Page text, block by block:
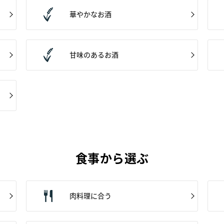
華やかなお酒
甘味のあるお酒
食事から選ぶ
肉料理に合う